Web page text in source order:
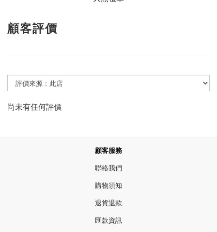
顧客評價
尚未有任何評價
顧客服務
聯絡我們
購物須知
退貨退款
匯款資訊